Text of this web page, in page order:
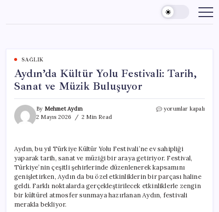
content
SAĞLIK
Aydın’da Kültür Yolu Festivali: Tarih,
Sanat ve Müzik Buluşuyor
By Mehmet Aydın
2 Mayıs 2026
2 Min Read
Aydın’da
Sanat
ve
Müzik
Buluşuyor
için
yorumlar kapalı
Aydın, bu yıl Türkiye Kültür Yolu Festivali’ne ev sahipliği
yaparak tarih, sanat ve müziği bir araya getiriyor. Festival,
Türkiye’nin çeşitli şehirlerinde düzenlenerek kapsamını
genişletirken, Aydın da bu özel etkinliklerin bir parçası haline
geldi. Farklı noktalarda gerçekleştirilecek etkinliklerle zengin
bir kültürel atmosfer sunmaya hazırlanan Aydın, festivali
merakla bekliyor.